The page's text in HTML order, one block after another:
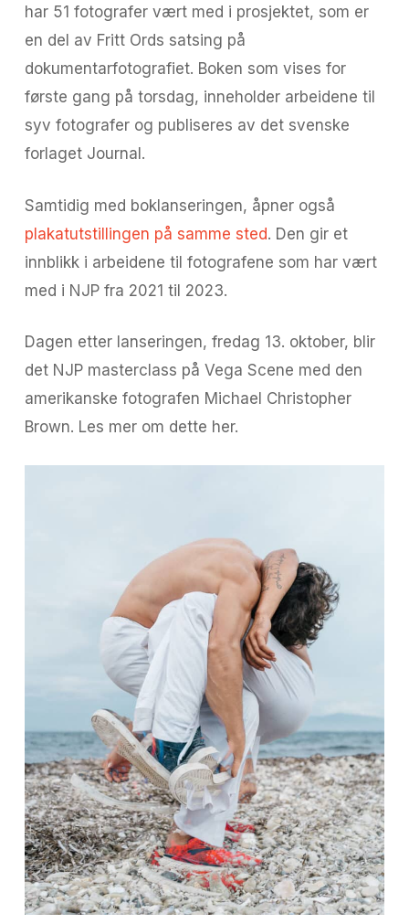
har 51 fotografer vært med i prosjektet, som er
en del av Fritt Ords satsing på
dokumentarfotografiet. Boken som vises for
første gang på torsdag, inneholder arbeidene til
syv fotografer og publiseres av det svenske
forlaget Journal.
Samtidig med boklanseringen, åpner også
plakatutstillingen på samme sted. Den gir et
innblikk i arbeidene til fotografene som har vært
med i NJP fra 2021 til 2023.
Dagen etter lanseringen, fredag 13. oktober, blir
det NJP masterclass på Vega Scene med den
amerikanske fotografen Michael Christopher
Brown. Les mer om dette her.